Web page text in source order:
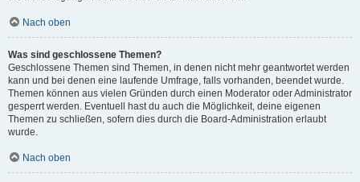
Nach oben
Was sind geschlossene Themen?
Geschlossene Themen sind Themen, in denen nicht mehr geantwortet werden
kann und bei denen eine laufende Umfrage, falls vorhanden, beendet wurde.
Themen können aus vielen Gründen durch einen Moderator oder Administrator
gesperrt werden. Eventuell hast du auch die Möglichkeit, deine eigenen
Themen zu schließen, sofern dies durch die Board-Administration erlaubt
wurde.
Nach oben